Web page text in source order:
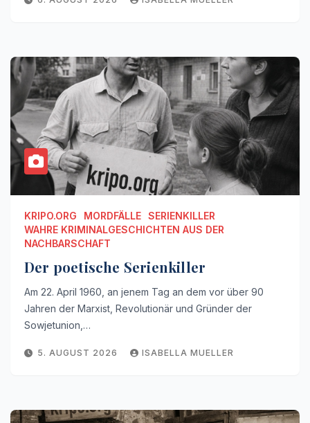
KRIPO.ORG MORDFÄLLE SERIENKILLER
WAHRE KRIMINALGESCHICHTEN AUS DER
NACHBARSCHAFT
Der poetische Serienkiller
Am 22. April 1960, an jenem Tag an dem vor über 90
Jahren der Marxist, Revolutionär und Gründer der
Sowjetunion,…
5. AUGUST 2026 ISABELLA MUELLER